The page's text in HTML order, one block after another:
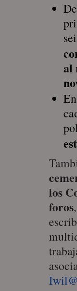
al
los
foros